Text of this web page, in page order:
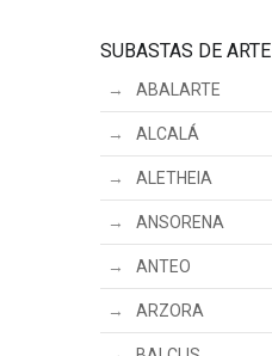
SUBASTAS DE ARTE
ABALARTE
ALCALÁ
ALETHEIA
ANSORENA
ANTEO
ARZORA